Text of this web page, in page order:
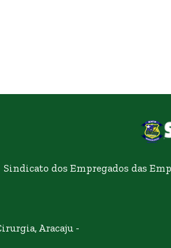
Sindicato dos Empregados das
Aracaju -